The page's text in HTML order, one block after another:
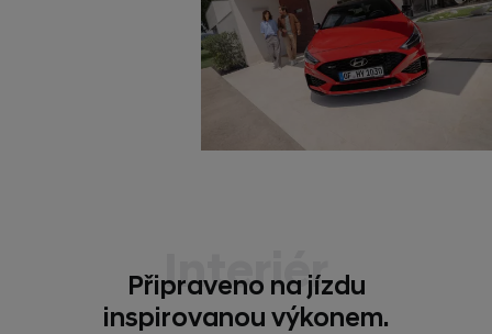
Interiér
Připraveno na jízdu
inspirovanou výkonem.